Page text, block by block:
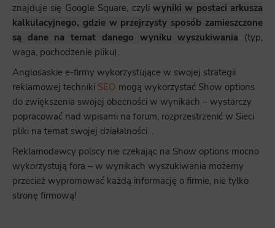
znajduje się Google Square, czyli wyniki w postaci arkusza
kalkulacyjnego, gdzie w przejrzysty sposób zamieszczone
są dane na temat danego wyniku wyszukiwania (typ,
waga, pochodzenie pliku).
Anglosaskie e-firmy wykorzystujące w swojej strategii
reklamowej techniki SEO mogą wykorzystać Show options
do zwiększenia swojej obecności w wynikach – wystarczy
popracować nad wpisami na forum, rozprzestrzenić w Sieci
pliki na temat swojej działalności…
Reklamodawcy polscy nie czekając na Show options mocno
wykorzystują fora – w wynikach wyszukiwania możemy
przecież wypromować każdą informację o firmie, nie tylko
stronę firmową!